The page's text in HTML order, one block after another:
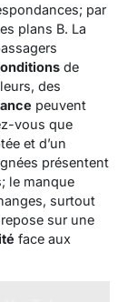
par
plans B. La
de
des
peuvent
vous que
et d’un
présentent
le manque
surtout
sur une
face aux